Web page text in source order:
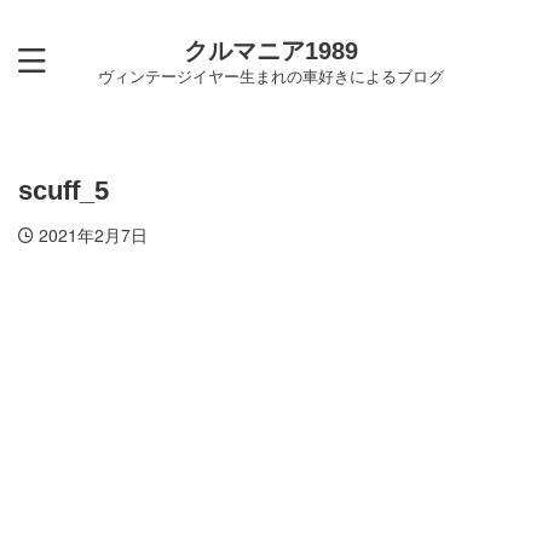
クルマニア1989
ヴィンテージイヤー生まれの車好きによるブログ
scuff_5
2021年2月7日